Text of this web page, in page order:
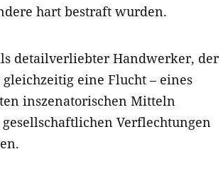
hart bestraft wurden.
detailverliebter Handwerker, der
gleichzeitig eine Flucht – eines
inszenatorischen Mitteln
Verflechtungen